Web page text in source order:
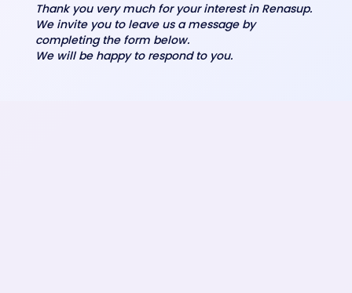
Thank you very much for your interest in Renasup.
We invite you to leave us a message by
completing the form below.
We will be happy to respond to you.